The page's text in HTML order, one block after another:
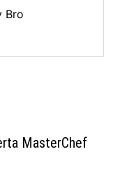
Bro
MasterChef